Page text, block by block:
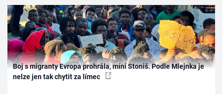
Boj s migranty Evropa prohrála, míní Stoniš. Podle Mlejnka je
nelze jen tak chytit za límec